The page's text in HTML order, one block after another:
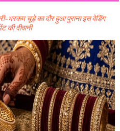
भरकम चूड़े का दौर हुआ पुराना इस वेडिंग
की दीवानी